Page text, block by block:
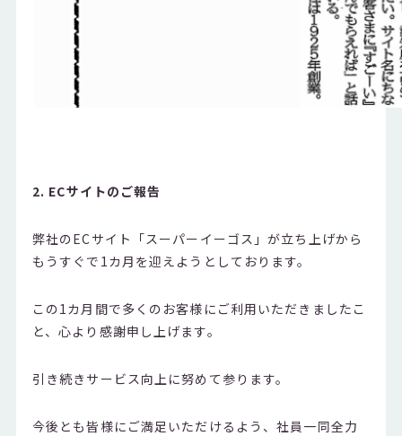
2. ECサイトのご報告
弊社のECサイト「スーパーイーゴス」が立ち上げから
もうすぐで1カ月を迎えようとしております。
この1カ月間で多くのお客様にご利用いただきましたこ
と、心より感謝申し上げます。
引き続きサービス向上に努めて参ります。
今後とも皆様にご満足いただけるよう、社員一同全力